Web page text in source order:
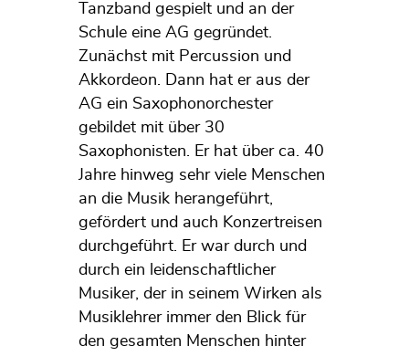
Tanzband gespielt und an der
Schule eine AG gegründet.
Zunächst mit Percussion und
Akkordeon. Dann hat er aus der
AG ein Saxophonorchester
gebildet mit über 30
Saxophonisten. Er hat über ca. 40
Jahre hinweg sehr viele Menschen
an die Musik herangeführt,
gefördert und auch Konzertreisen
durchgeführt. Er war durch und
durch ein leidenschaftlicher
Musiker, der in seinem Wirken als
Musiklehrer immer den Blick für
den gesamten Menschen hinter